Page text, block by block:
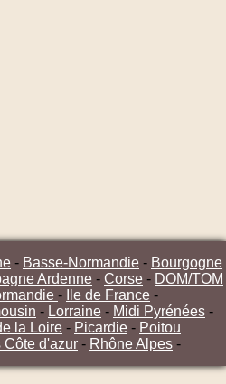
- Basse-Normandie - Bourgogne
Ardenne - Corse - DOM/TOM
- Ile de France -
- Lorraine - Midi Pyrénées -
la Loire - Picardie - Poitou
Côte d'azur - Rhône Alpes -